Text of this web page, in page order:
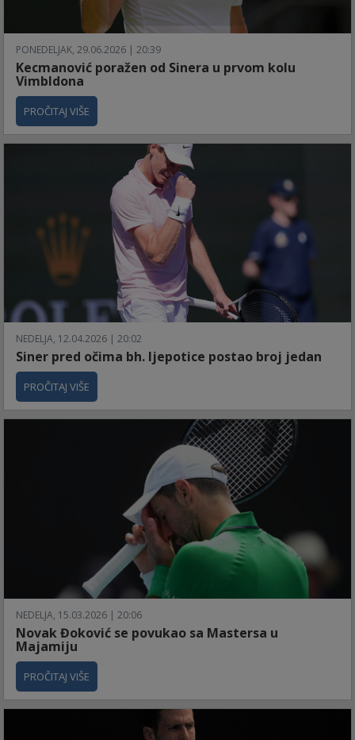
PONEDELJAK, 29.06.2026 | 20:39
Kecmanović poražen od Sinera u prvom kolu
Vimbldona
PROČITAJ VIŠE
NEDELJA, 12.04.2026 | 20:02
Siner pred očima bh. ljepotice postao broj jedan
PROČITAJ VIŠE
NEDELJA, 15.03.2026 | 20:06
Novak Đoković se povukao sa Mastersa u
Majamiju
PROČITAJ VIŠE